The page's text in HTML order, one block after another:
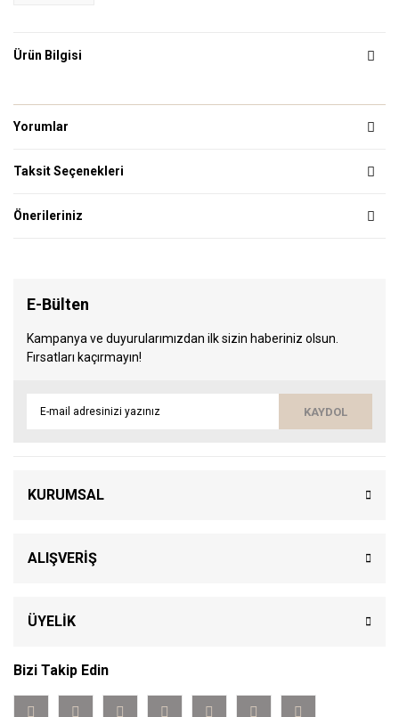
Ürün Bilgisi
Yorumlar
Taksit Seçenekleri
Önerileriniz
E-Bülten
Kampanya ve duyurularımızdan ilk sizin haberiniz olsun.
Fırsatları kaçırmayın!
KAYDOL
KURUMSAL
ALIŞVERİŞ
ÜYELİK
Bizi Takip Edin